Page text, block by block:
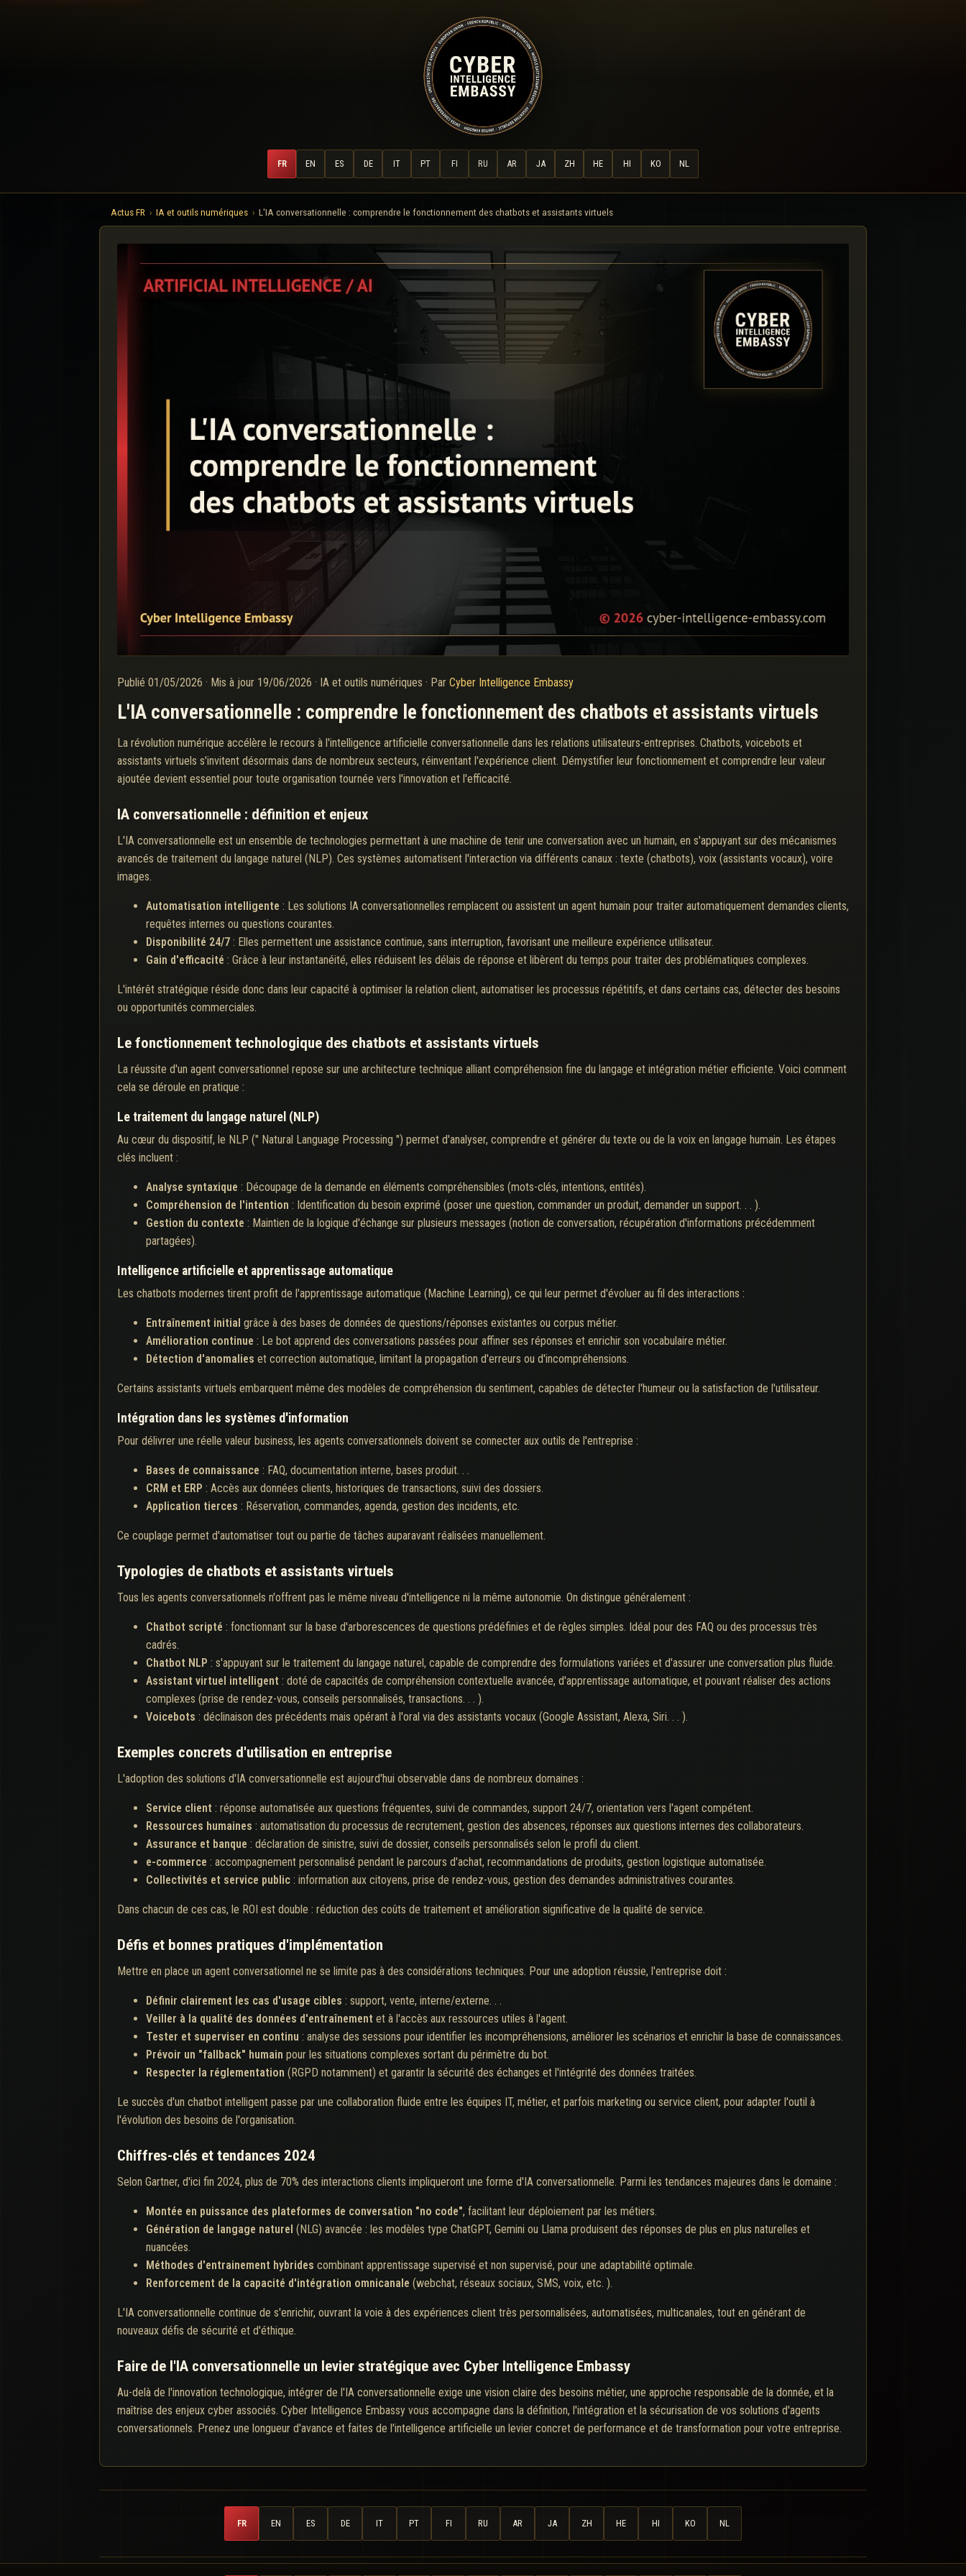
FR EN ES DE IT PT FI RU AR JA ZH HE HI KO NL
Actus FR IA et outils numériques L'IA conversationnelle : comprendre le fonctionnement des chatbots et assistants virtuels
Publié 01/05/2026 · Mis à jour 19/06/2026 · IA et outils numériques · Par Cyber Intelligence Embassy
L'IA conversationnelle : comprendre le fonctionnement des chatbots et assistants virtuels
La révolution numérique accélère le recours à l'intelligence artificielle conversationnelle dans les relations utilisateurs-entreprises. Chatbots, voicebots et
assistants virtuels s'invitent désormais dans de nombreux secteurs, réinventant l'expérience client. Démystifier leur fonctionnement et comprendre leur valeur
ajoutée devient essentiel pour toute organisation tournée vers l'innovation et l'efficacité.
IA conversationnelle : définition et enjeux
L'IA conversationnelle est un ensemble de technologies permettant à une machine de tenir une conversation avec un humain, en s'appuyant sur des mécanismes
avancés de traitement du langage naturel (NLP). Ces systèmes automatisent l'interaction via différents canaux : texte (chatbots), voix (assistants vocaux), voire
images.
Automatisation intelligente : Les solutions IA conversationnelles remplacent ou assistent un agent humain pour traiter automatiquement demandes clients,
requêtes internes ou questions courantes.
Disponibilité 24/7 : Elles permettent une assistance continue, sans interruption, favorisant une meilleure expérience utilisateur.
Gain d'efficacité : Grâce à leur instantanéité, elles réduisent les délais de réponse et libèrent du temps pour traiter des problématiques complexes.
L'intérêt stratégique réside donc dans leur capacité à optimiser la relation client, automatiser les processus répétitifs, et dans certains cas, détecter des besoins
ou opportunités commerciales.
Le fonctionnement technologique des chatbots et assistants virtuels
La réussite d'un agent conversationnel repose sur une architecture technique alliant compréhension fine du langage et intégration métier efficiente. Voici comment
cela se déroule en pratique :
Le traitement du langage naturel (NLP)
Au cœur du dispositif, le NLP (" Natural Language Processing ") permet d'analyser, comprendre et générer du texte ou de la voix en langage humain. Les étapes
clés incluent :
Analyse syntaxique : Découpage de la demande en éléments compréhensibles (mots-clés, intentions, entités).
Compréhension de l'intention : Identification du besoin exprimé (poser une question, commander un produit, demander un support. . . ).
Gestion du contexte : Maintien de la logique d'échange sur plusieurs messages (notion de conversation, récupération d'informations précédemment
partagées).
Intelligence artificielle et apprentissage automatique
Les chatbots modernes tirent profit de l'apprentissage automatique (Machine Learning), ce qui leur permet d'évoluer au fil des interactions :
Entraînement initial grâce à des bases de données de questions/réponses existantes ou corpus métier.
Amélioration continue : Le bot apprend des conversations passées pour affiner ses réponses et enrichir son vocabulaire métier.
Détection d'anomalies et correction automatique, limitant la propagation d'erreurs ou d'incompréhensions.
Certains assistants virtuels embarquent même des modèles de compréhension du sentiment, capables de détecter l'humeur ou la satisfaction de l'utilisateur.
Intégration dans les systèmes d'information
Pour délivrer une réelle valeur business, les agents conversationnels doivent se connecter aux outils de l'entreprise :
Bases de connaissance : FAQ, documentation interne, bases produit. . .
CRM et ERP : Accès aux données clients, historiques de transactions, suivi des dossiers.
Application tierces : Réservation, commandes, agenda, gestion des incidents, etc.
Ce couplage permet d'automatiser tout ou partie de tâches auparavant réalisées manuellement.
Typologies de chatbots et assistants virtuels
Tous les agents conversationnels n'offrent pas le même niveau d'intelligence ni la même autonomie. On distingue généralement :
Chatbot scripté : fonctionnant sur la base d'arborescences de questions prédéfinies et de règles simples. Idéal pour des FAQ ou des processus très
cadrés.
Chatbot NLP : s'appuyant sur le traitement du langage naturel, capable de comprendre des formulations variées et d'assurer une conversation plus fluide.
Assistant virtuel intelligent : doté de capacités de compréhension contextuelle avancée, d'apprentissage automatique, et pouvant réaliser des actions
complexes (prise de rendez-vous, conseils personnalisés, transactions. . . ).
Voicebots : déclinaison des précédents mais opérant à l'oral via des assistants vocaux (Google Assistant, Alexa, Siri. . . ).
Exemples concrets d'utilisation en entreprise
L'adoption des solutions d'IA conversationnelle est aujourd'hui observable dans de nombreux domaines :
Service client : réponse automatisée aux questions fréquentes, suivi de commandes, support 24/7, orientation vers l'agent compétent.
Ressources humaines : automatisation du processus de recrutement, gestion des absences, réponses aux questions internes des collaborateurs.
Assurance et banque : déclaration de sinistre, suivi de dossier, conseils personnalisés selon le profil du client.
e-commerce : accompagnement personnalisé pendant le parcours d'achat, recommandations de produits, gestion logistique automatisée.
Collectivités et service public : information aux citoyens, prise de rendez-vous, gestion des demandes administratives courantes.
Dans chacun de ces cas, le ROI est double : réduction des coûts de traitement et amélioration significative de la qualité de service.
Défis et bonnes pratiques d'implémentation
Mettre en place un agent conversationnel ne se limite pas à des considérations techniques. Pour une adoption réussie, l'entreprise doit :
Définir clairement les cas d'usage cibles : support, vente, interne/externe. . .
Veiller à la qualité des données d'entraînement et à l'accès aux ressources utiles à l'agent.
Tester et superviser en continu : analyse des sessions pour identifier les incompréhensions, améliorer les scénarios et enrichir la base de connaissances.
Prévoir un "fallback" humain pour les situations complexes sortant du périmètre du bot.
Respecter la réglementation (RGPD notamment) et garantir la sécurité des échanges et l'intégrité des données traitées.
Le succès d'un chatbot intelligent passe par une collaboration fluide entre les équipes IT, métier, et parfois marketing ou service client, pour adapter l'outil à
l'évolution des besoins de l'organisation.
Chiffres-clés et tendances 2024
Selon Gartner, d'ici fin 2024, plus de 70% des interactions clients impliqueront une forme d'IA conversationnelle. Parmi les tendances majeures dans le domaine :
Montée en puissance des plateformes de conversation "no code", facilitant leur déploiement par les métiers.
Génération de langage naturel (NLG) avancée : les modèles type ChatGPT, Gemini ou Llama produisent des réponses de plus en plus naturelles et
nuancées.
Méthodes d'entrainement hybrides combinant apprentissage supervisé et non supervisé, pour une adaptabilité optimale.
Renforcement de la capacité d'intégration omnicanale (webchat, réseaux sociaux, SMS, voix, etc. ).
L'IA conversationnelle continue de s'enrichir, ouvrant la voie à des expériences client très personnalisées, automatisées, multicanales, tout en générant de
nouveaux défis de sécurité et d'éthique.
Faire de l'IA conversationnelle un levier stratégique avec Cyber Intelligence Embassy
Au-delà de l'innovation technologique, intégrer de l'IA conversationnelle exige une vision claire des besoins métier, une approche responsable de la donnée, et la
maîtrise des enjeux cyber associés. Cyber Intelligence Embassy vous accompagne dans la définition, l'intégration et la sécurisation de vos solutions d'agents
conversationnels. Prenez une longueur d'avance et faites de l'intelligence artificielle un levier concret de performance et de transformation pour votre entreprise.
FR EN ES DE IT PT FI RU AR JA ZH HE HI KO NL